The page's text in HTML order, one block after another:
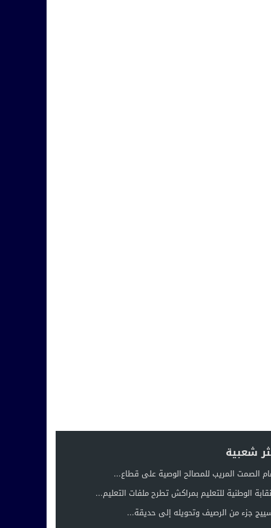
شعبية
الصمت المريب للمصالح الوصية على قطاع...
الوطنية للتعليم بمراكش تطرح ملفات التعليم...
جزء من الرصيف وتحويله إلى حديقة...